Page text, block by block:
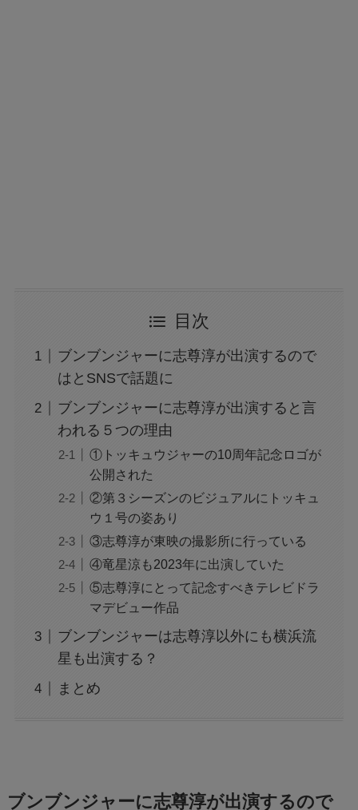
目次
ブンブンジャーに志尊淳が出演するので
はとSNSで話題に
ブンブンジャーに志尊淳が出演すると言
われる５つの理由
①トッキュウジャーの10周年記念ロゴが
公開された
②第３シーズンのビジュアルにトッキュ
ウ１号の姿あり
③志尊淳が東映の撮影所に行っている
④竜星涼も2023年に出演していた
⑤志尊淳にとって記念すべきテレビドラ
マデビュー作品
ブンブンジャーは志尊淳以外にも横浜流
星も出演する？
まとめ
ブンブンジャーに志尊淳が出演するので